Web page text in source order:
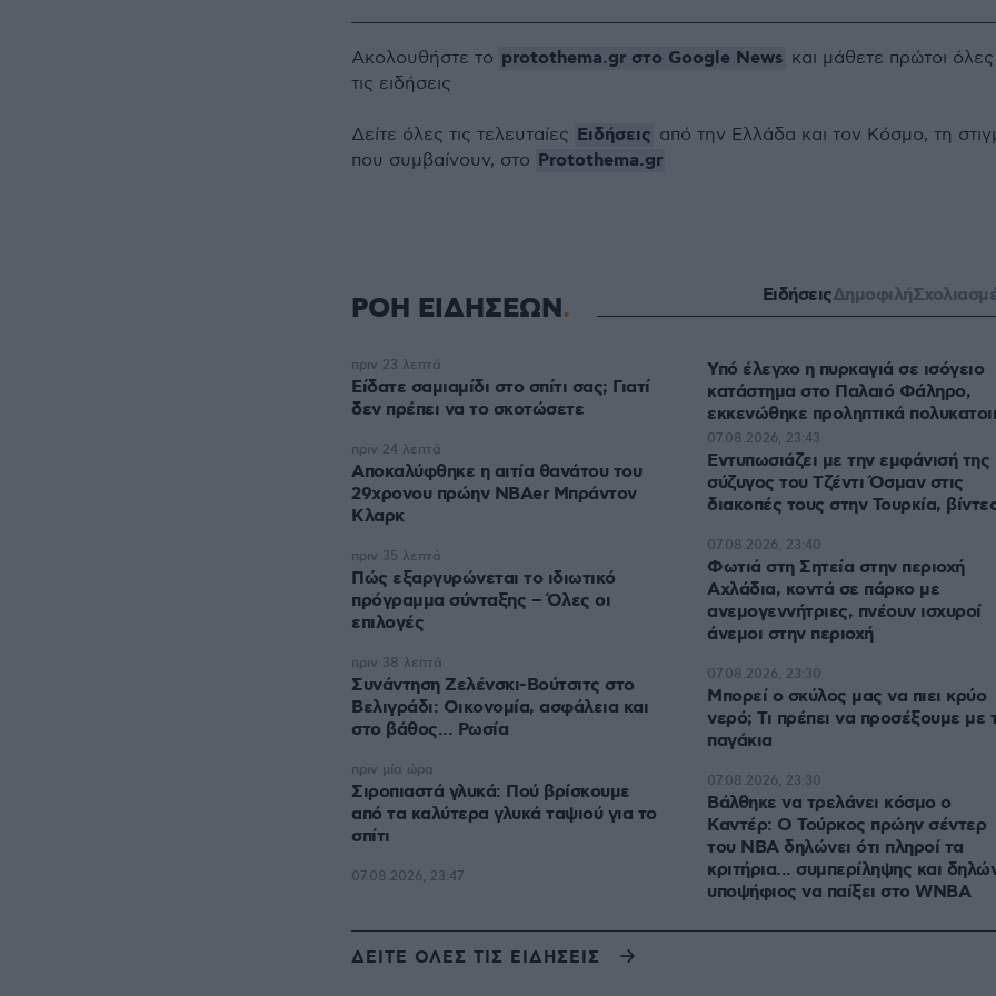
Ακολουθήστε το protothema.gr στο Google News και μάθετε πρώτοι όλες
τις ειδήσεις
Δείτε όλες τις τελευταίες Ειδήσεις από την Ελλάδα και τον Κόσμο, τη
που συμβαίνουν, στο Protothema.gr
ΡΟΗ ΕΙΔΗΣΕΩΝ ΕιδήσειςΔημοφιλή
Είδατε σαμιαμίδι στο σπίτι σας; Γιατί
δεν πρέπει να το σκοτώσετε
πριν 23 λεπτά
Αποκαλύφθηκε η αιτία θανάτου του
29χρονου πρώην NBAer Μπράντον
Κλαρκ
πριν 24 λεπτά
Πώς εξαργυρώνεται το ιδιωτικό
πρόγραμμα σύνταξης – Όλες οι
επιλογές
πριν 35 λεπτά
Συνάντηση Ζελένσκι-Βούτσιτς στο
Βελιγράδι: Οικονομία, ασφάλεια και
στο βάθος... Ρωσία
πριν 38 λεπτά
Σιροπιαστά γλυκά: Πού βρίσκουμε
από τα καλύτερα γλυκά ταψιού για το
σπίτι
πριν μία ώρα
Υπό έλεγχο η πυρκαγιά σε ισόγειο
κατάστημα στο Παλαιό Φάληρο,
εκκενώθηκε προληπτικά
07.08.2026, 23:47
Εντυπωσιάζει με την εμφάνισή της
σύζυγος του Τζέντι Όσμαν στις
διακοπές τους στην Τουρκία,
07.08.2026, 23:43
Φωτιά στη Σητεία στην περιοχή
Αχλάδια, κοντά σε πάρκο με
ανεμογεννήτριες, πνέουν ισχυροί
άνεμοι στην περιοχή
07.08.2026, 23:40
Μπορεί ο σκύλος μας να πιει κρύο
νερό; Τι πρέπει να προσέξουμε με
παγάκια
07.08.2026, 23:30
Βάλθηκε να τρελάνει κόσμο ο
Καντέρ: Ο Τούρκος πρώην σέντερ
του NBA δηλώνει ότι πληροί τα
κριτήρια... συμπερίληψης και
υποψήφιος να παίξει στο WNBA
07.08.2026, 23:30
ΔΕΙΤΕ ΟΛΕΣ ΤΙΣ ΕΙΔΗΣΕΙΣ